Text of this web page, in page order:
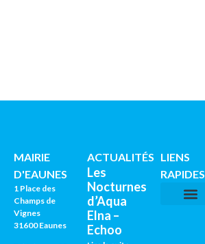
MAIRIE
D'EAUNES
1 Place des
Champs de
Vignes
31600 Eaunes
ACTUALITÉS
Les
Nocturnes
d’Aqua
Elna –
Echoo
LIENS
RAPIDES